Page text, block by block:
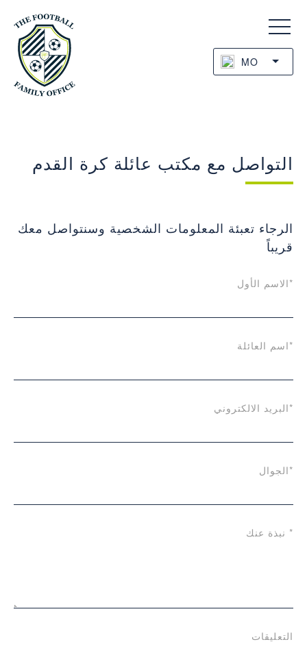
MO
التواصل مع مكتب عائلة كرة القدم
الرجاء تعبئة المعلومات الشخصية وسنتواصل معك
قريباً
*الاسم الأول
*اسم العائلة
*البريد الالكتروني
*الجوال
* نبذة عنك
التعليقات